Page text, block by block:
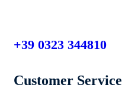
+39 0323 344810
Customer Service